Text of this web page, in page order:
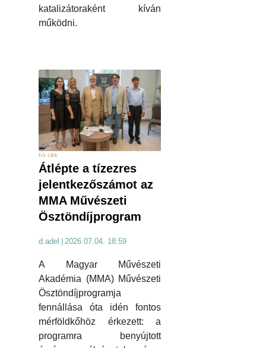
katalizátoraként kíván
működni.
hír cikk
Átlépte a tízezres
jelentkezőszámot az
MMA Művészeti
Ösztöndíjprogram
d.adel 2026.07.04. 18:59
A Magyar Művészeti
Akadémia (MMA) Művészeti
Ösztöndíjprogramja
fennállása óta idén fontos
mérföldkőhöz érkezett: a
programra benyújtott